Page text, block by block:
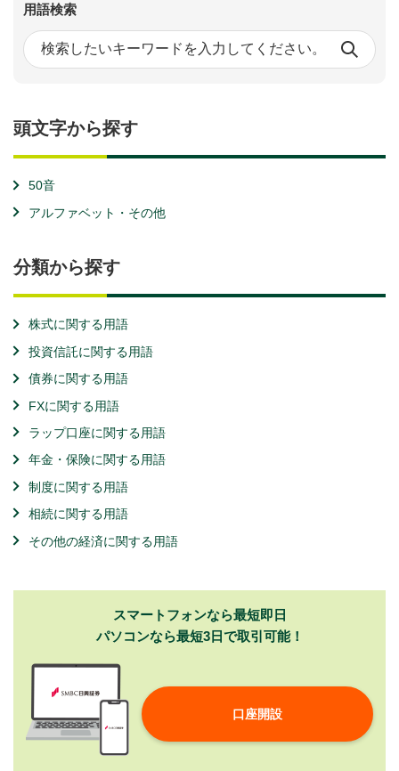
用語検索
頭文字から探す
50音
アルファベット・その他
分類から探す
株式に関する用語
投資信託に関する用語
債券に関する用語
FXに関する用語
ラップ口座に関する用語
年金・保険に関する用語
制度に関する用語
相続に関する用語
その他の経済に関する用語
スマートフォンなら最短即日
パソコンなら最短3日で取引可能！
口座開設